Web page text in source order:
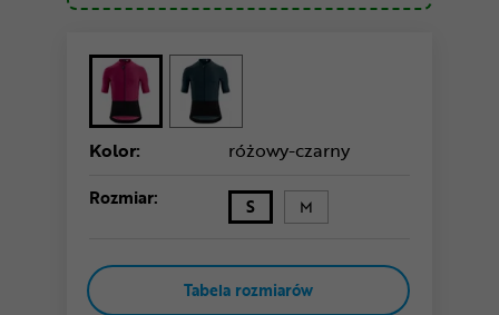
Kolor: różowy-czarny
Rozmiar: S M
Tabela rozmiarów